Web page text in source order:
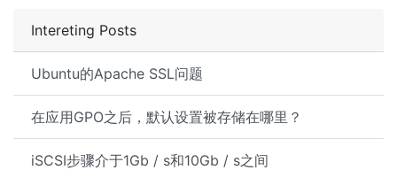
Intereting Posts
Ubuntu的Apache SSL问题
在应用GPO之后，默认设置被存储在哪里？
iSCSI步骤介于1Gb / s和10Gb / s之间